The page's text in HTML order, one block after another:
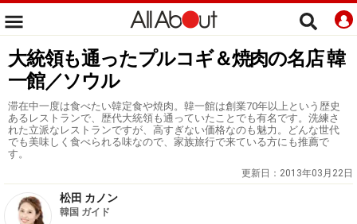
大統領も通ったプルコギ＆焼肉の名店 韓
一館／ソウル
滞在中一度は食べたい韓定食や焼肉。韓一館は創業70年以上という歴史
あるレストランで、歴代大統領も通っていたことでも有名です。洗練さ
れた立派なレストランですが、高すぎない価格なのも魅力。どんな世代
でも美味しく食べられる味なので、家族旅行で来ている方にも推薦で
す。
更新日： 2013年03月22日
松田 カノン
韓国 ガイド